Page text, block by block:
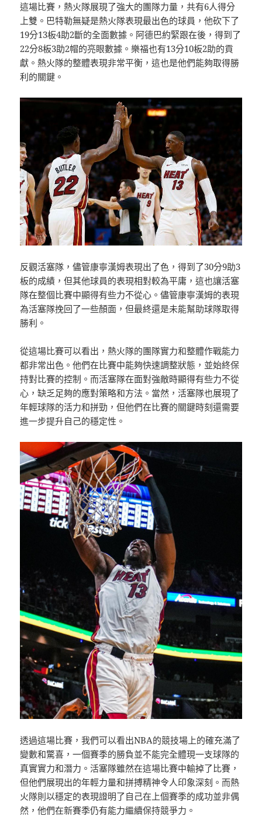
這場比賽，熱火隊展現了強大的團隊力量，共有6人得分
上雙。巴特勒無疑是熱火隊表現最出色的球員，他砍下了
19分13板4助2斷的全面數據。阿德巴約緊跟在後，得到了
22分8板3助2帽的亮眼數據。樂福也有13分10板2助的貢
獻。熱火隊的整體表現非常平衡，這也是他們能夠取得勝
利的關鍵。
反觀活塞隊，儘管康寧漢姆表現出了色，得到了30分9助3
板的成績，但其他球員的表現相對較為平庸，這也讓活塞
隊在整個比賽中顯得有些力不從心。儘管康寧漢姆的表現
為活塞隊挽回了一些顏面，但最終還是未能幫助球隊取得
勝利。
從這場比賽可以看出，熱火隊的團隊實力和整體作戰能力
都非常出色。他們在比賽中能夠快速調整狀態，並始終保
持對比賽的控制。而活塞隊在面對強敵時顯得有些力不從
心，缺乏足夠的應對策略和方法。當然，活塞隊也展現了
年輕球隊的活力和拼勁，但他們在比賽的關鍵時刻還需要
進一步提升自己的穩定性。
透過這場比賽，我們可以看出NBA的競技場上的確充滿了
變數和驚喜，一個賽季的勝負並不能完全體現一支球隊的
真實實力和潛力。活塞隊雖然在這場比賽中輸掉了比賽，
但他們展現出的年輕力量和拼搏精神令人印象深刻。而熱
火隊則以穩定的表現證明了自己在上個賽季的成功並非偶
然，他們在新賽季仍有能力繼續保持競爭力。